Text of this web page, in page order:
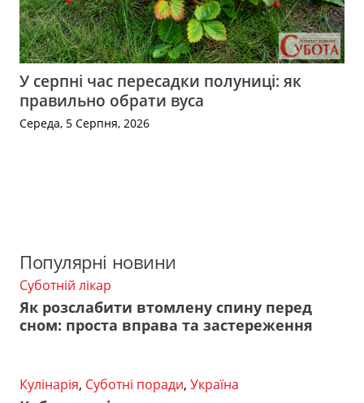
У серпні час пересадки полуниці: як
правильно обрати вуса
Середа, 5 Серпня, 2026
Популярні новини
Суботній лікар
Як розслабити втомлену спину перед
сном: проста вправа та застереження
Кулінарія, Суботні поради, Україна